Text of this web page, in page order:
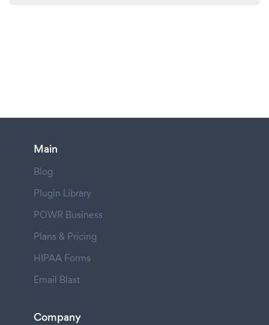
Main
Blog
Plugin Library
POWR Business
Plans & Pricing
HIPAA Forms
Email Blast
Company